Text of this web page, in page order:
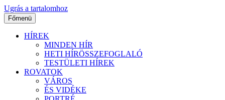
Ugrás a tartalomhoz
Főmenü
HÍREK
MINDEN HÍR
HETI HÍRÖSSZEFOGLALÓ
TESTÜLETI HÍREK
ROVATOK
VÁROS
ÉS VIDÉKE